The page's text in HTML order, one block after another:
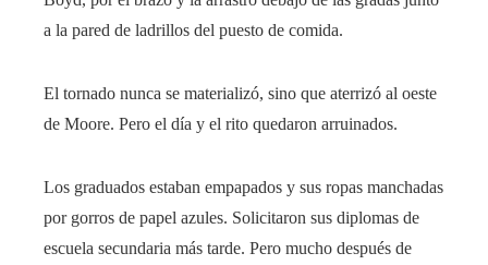
a la pared de ladrillos del puesto de comida.
El tornado nunca se materializó, sino que aterrizó al oeste
de Moore. Pero el día y el rito quedaron arruinados.
Los graduados estaban empapados y sus ropas manchadas
por gorros de papel azules. Solicitaron sus diplomas de
escuela secundaria más tarde. Pero mucho después de